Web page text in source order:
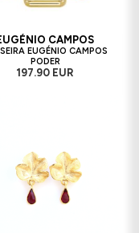
CAMPOS
EUGÉNIO CAMPOS
PODER
197.90 EUR